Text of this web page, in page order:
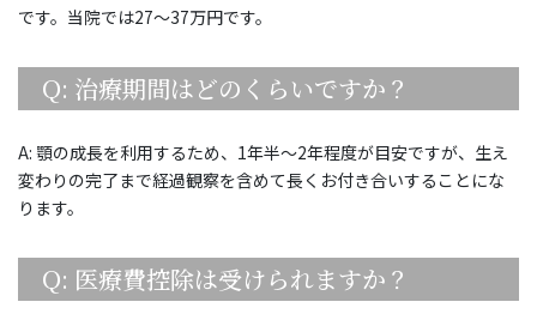
です。当院では27～37万円です。
Q: 治療期間はどのくらいですか？
A: 顎の成長を利用するため、1年半〜2年程度が目安ですが、生え
変わりの完了まで経過観察を含めて長くお付き合いすることにな
ります。
Q: 医療費控除は受けられますか？